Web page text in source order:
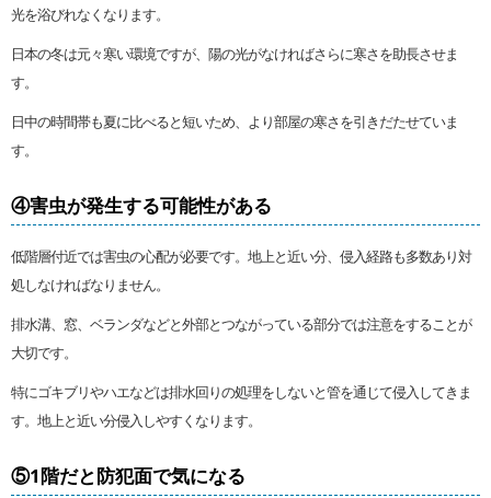
光を浴びれなくなります。
日本の冬は元々寒い環境ですが、陽の光がなければさらに寒さを助長させま
す。
日中の時間帯も夏に比べると短いため、より部屋の寒さを引きだたせていま
す。
④害虫が発生する可能性がある
低階層付近では害虫の心配が必要です。地上と近い分、侵入経路も多数あり対
処しなければなりません。
排水溝、窓、ベランダなどと外部とつながっている部分では注意をすることが
大切です。
特にゴキブリやハエなどは排水回りの処理をしないと管を通じて侵入してきま
す。地上と近い分侵入しやすくなります。
⑤1階だと防犯面で気になる